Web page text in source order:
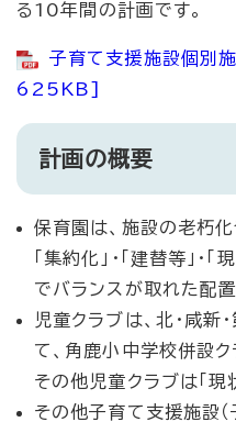
る10年間の計画です。
子育て支援施設個別
625KB]
計画の概要
保育園は、施設の老朽
「集約化」・「建替等」・
でバランスが取れた配置
児童クラブは、北・咸
て、角鹿小中学校併設ク
その他児童クラブは「現
その他子育て支援施設